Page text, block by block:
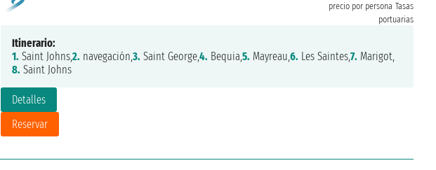
precio por persona Tasas
portuarias
Detalles
Reservar
Itinerario:
1. Saint Johns,2. navegación,3. Saint George,4. Bequia,5. Mayreau,6. Les Saintes,7. Marigot,
8. Saint Johns